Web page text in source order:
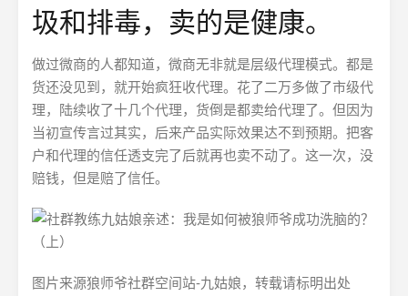
圾和排毒，卖的是健康。
做过微商的人都知道，微商无非就是层级代理模式。都是
货还没见到，就开始疯狂收代理。花了二万多做了市级代
理，陆续收了十几个代理，货倒是都卖给代理了。但因为
当初宣传言过其实，后来产品实际效果达不到预期。把客
户和代理的信任透支完了后就再也卖不动了。这一次，没
赔钱，但是赔了信任。
图片来源狼师爷社群空间站-九姑娘，转载请标明出处